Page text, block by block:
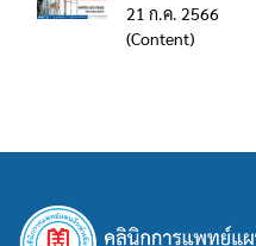
21 ก.ค. 2566
(Content)